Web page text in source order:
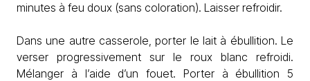
minutes à feu doux (sans coloration). Laisser refroidir.
Dans une autre casserole, porter le lait à ébullition. Le
verser progressivement sur le roux blanc refroidi.
Mélanger à l’aide d’un fouet. Porter à ébullition 5